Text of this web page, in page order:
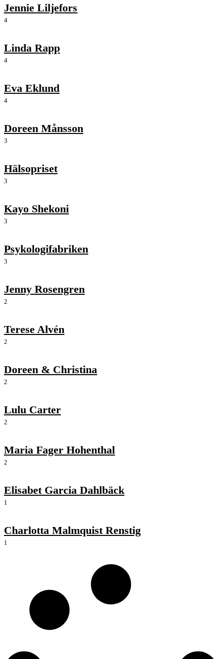
Jennie Liljefors
4
Linda Rapp
4
Eva Eklund
4
Doreen Månsson
3
Hälsopriset
3
Kayo Shekoni
3
Psykologifabriken
3
Jenny Rosengren
2
Terese Alvén
2
Doreen & Christina
2
Lulu Carter
2
Maria Fager Hohenthal
2
Elisabet Garcia Dahlbäck
1
Charlotta Malmquist Renstig
1